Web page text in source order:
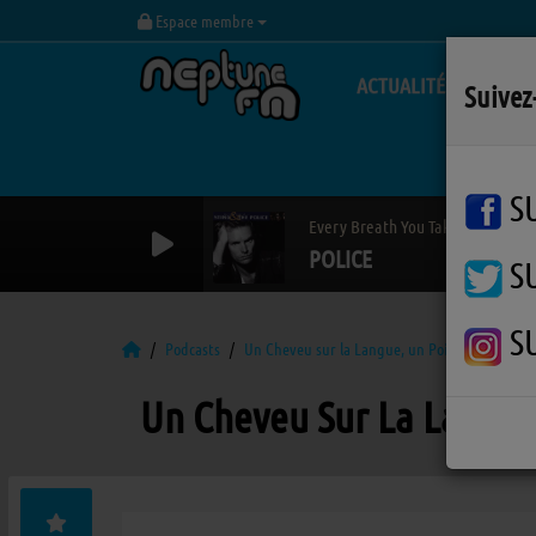
Espace membre
ACTUALITÉS
Every Breath You Take
POLICE
Podcasts Un Cheveu sur la Langue, un Poil dans la Main
Un Cheveu Sur La